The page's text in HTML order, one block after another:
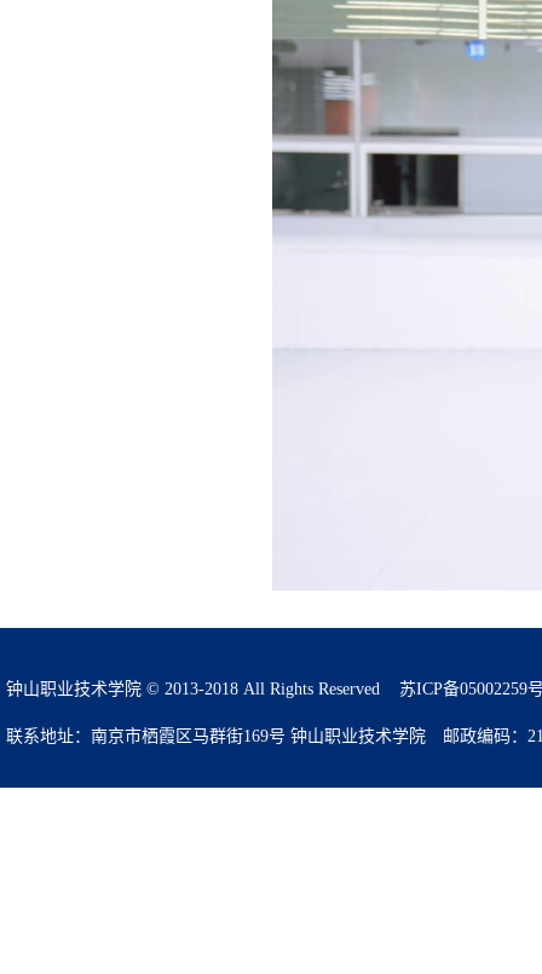
钟山职业技术学院 © 2013-2018 All Rights Reserved 苏ICP备05002259
联系地址：南京市栖霞区马群街169号 钟山职业技术学院 邮政编码：